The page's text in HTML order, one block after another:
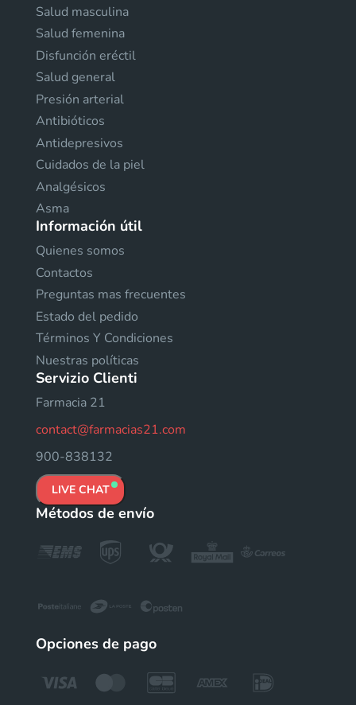
Salud masculina
Salud femenina
Disfunción eréctil
Salud general
Presión arterial
Antibióticos
Antidepresivos
Cuidados de la piel
Analgésicos
Asma
Información útil
Quienes somos
Contactos
Preguntas mas frecuentes
Estado del pedido
Términos Y Condiciones
Nuestras políticas
Servizio Clienti
Farmacia 21
contact@farmacias21.com
900-838132
LIVE CHAT
Métodos de envío
Opciones de pago